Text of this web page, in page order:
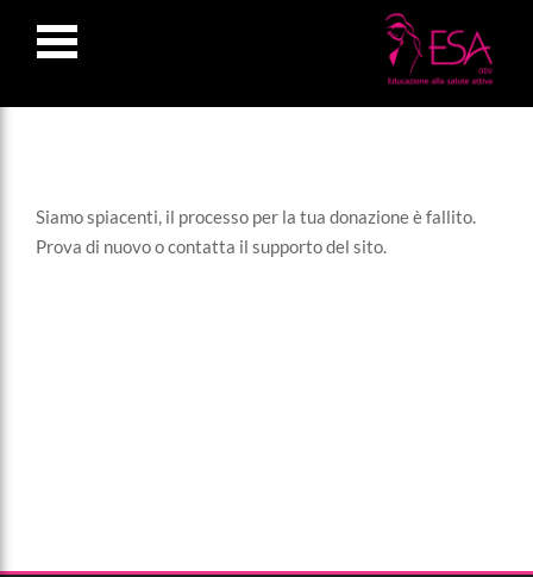
Siamo spiacenti, il processo per la tua donazione è fallito.
Prova di nuovo o contatta il supporto del sito.